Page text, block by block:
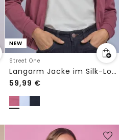
NEW
Street One
Langarm Jacke im Silk-Look mit Zipper
59,99 €